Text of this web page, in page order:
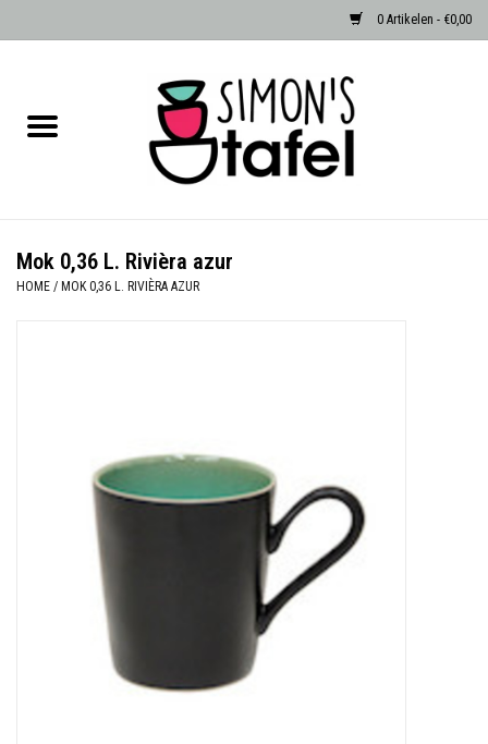
0 Artikelen - €0,00
Albast waxinehouders van Zenza
Over Simon's Tafel
Cadeaubonnen
Mok 0,36 L. Rivièra azur
HOME / MOK 0,36 L. RIVIÈRA AZUR